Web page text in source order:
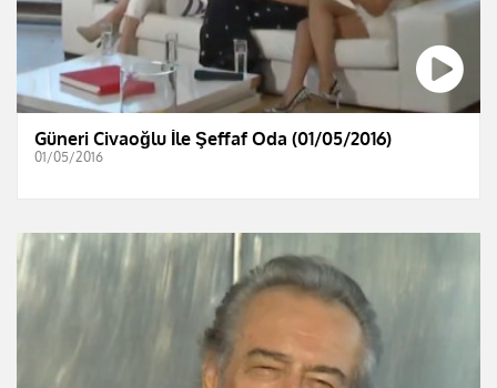
Güneri Civaoğlu İle Şeffaf Oda (01/05/2016)
01/05/2016